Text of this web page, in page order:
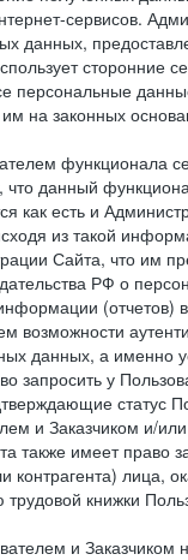
сервисов.
данных,
персональные
на законных
функционала
что данный
как есть и
из такой
Сайта, что им
РФ о
(отчетов)
возможности
данных, а именно
у
статус
и Заказчиком и/
также имеет право
контрагента)
трудовой книжки
и Заказчиком